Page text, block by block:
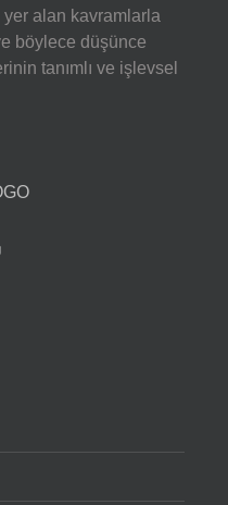
yer alan kavramlarla
böylece düşünce
tanımlı ve işlevsel